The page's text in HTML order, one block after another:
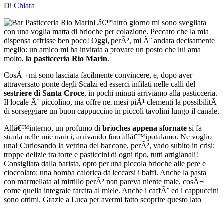
Di Chiara
Lâ€™altro giorno mi sono svegliata
con una voglia matta di brioche per colazione. Peccato che la mia
dispensa offrisse ben poco! Oggi, perÃ², mi Ã¨ andata decisamente
meglio: un amico mi ha invitata a provare un posto che lui ama
molto, la pasticceria Rio Marin.
CosÃ¬ mi sono lasciata facilmente convincere, e, dopo aver
attraversato ponte degli Scalzi ed esserci infilati nelle calli del
sestriere di Santa Croce, in pochi minuti arriviamo alla pasticceria.
Il locale Ã¨ piccolino, ma offre nei mesi piÃ¹ clementi la possibilitÃ
di sorseggiare un buon cappuccino in piccoli tavolini lungo il canale.
Allâ€™interno, un profumo di brioches appena sfornate si fa
strada nelle mie narici, arrivando fino allâ€™ipotalamo. Ne voglio
una! Curiosando la vetrina del bancone, perÃ², vado subito in crisi:
troppe delizie tra torte e pasticcini di ogni tipo, tutti artigianali!
Consigliata dalla barista, opto per una piccola brioche alle pere e
cioccolato: una bomba calorica da leccarsi i baffi. Anche la pasta
con marmellata al mirtillo perÃ² non pareva niente male, cosÃ¬
come quella integrale farcita al miele. Anche i caffÃ¨ ed i cappuccini
sono ottimi. Grazie a Luca per avermi fatto scoprire questo lato